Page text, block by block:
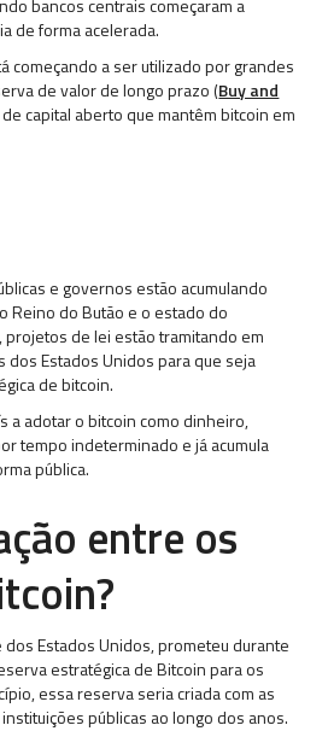
de forma acelerada.
começando a ser utilizado por grandes
de valor de longo prazo (Buy and
capital aberto que mantêm bitcoin em
e governos estão acumulando
Reino do Butão e o estado do
de lei estão tramitando em
Estados Unidos para que seja
de bitcoin.
a adotar o bitcoin como dinheiro,
tempo indeterminado e já acumula
pública.
entre os
Estados Unidos, prometeu durante
estratégica de Bitcoin para os
essa reserva seria criada com as
públicas ao longo dos anos.